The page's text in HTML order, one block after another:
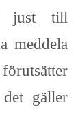
just till
meddela
gäller